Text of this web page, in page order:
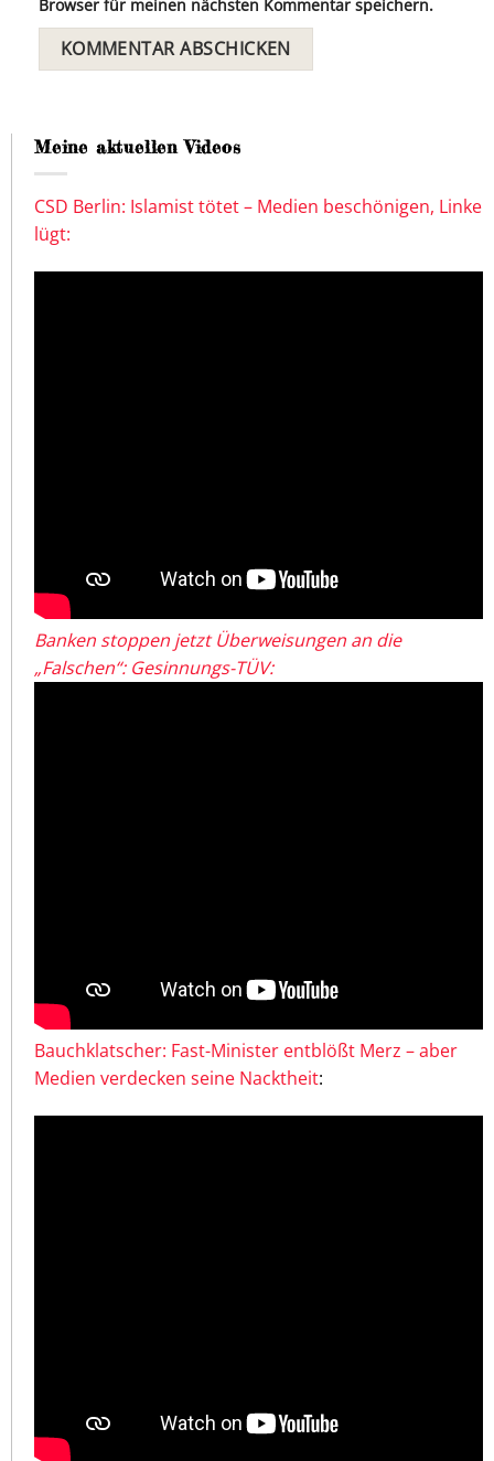
Browser für meinen nächsten Kommentar speichern.
Meine aktuellen Videos
CSD Berlin: Islamist tötet – Medien beschönigen, Linke
lügt:
Banken stoppen jetzt Überweisungen an die
„Falschen“: Gesinnungs-TÜV:
Bauchklatscher: Fast-Minister entblößt Merz – aber
Medien verdecken seine Nacktheit: